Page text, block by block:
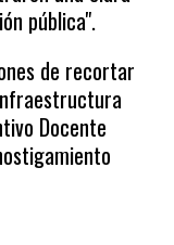
pública".
de recortar
Docente